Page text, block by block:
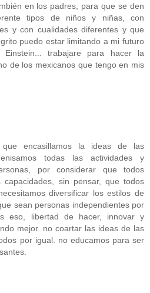
en los padres, para que se den
tipos de niños y niñas, con
y con cualidades diferentes y que
puedo estar limitando a mi futuro
trabajare para hacer la
de los mexicanos que tengo en mis
que encasillamos la ideas de las
todas las actividades y
por considerar que todos
capacidades, sin pensar, que todos
diversificar los estilos de
sean personas independientes por
eso, libertad de hacer, innovar y
mejor. no coartar las ideas de las
por igual. no educamos para ser